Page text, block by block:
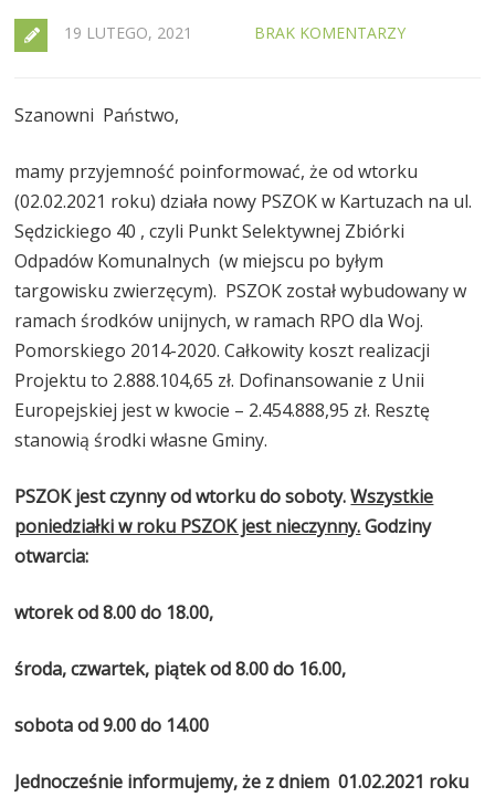
19 LUTEGO, 2021 BRAK KOMENTARZY
Szanowni Państwo,
mamy przyjemność poinformować, że od wtorku
(02.02.2021 roku) działa nowy PSZOK w Kartuzach na ul.
Sędzickiego 40 , czyli Punkt Selektywnej Zbiórki
Odpadów Komunalnych (w miejscu po byłym
targowisku zwierzęcym). PSZOK został wybudowany w
ramach środków unijnych, w ramach RPO dla Woj.
Pomorskiego 2014-2020. Całkowity koszt realizacji
Projektu to 2.888.104,65 zł. Dofinansowanie z Unii
Europejskiej jest w kwocie – 2.454.888,95 zł. Resztę
stanowią środki własne Gminy.
PSZOK jest czynny od wtorku do soboty.Wszystkie
poniedziałki w roku PSZOK jest nieczynny.Godziny
otwarcia:
wtorek od 8.00 do 18.00,
środa, czwartek, piątek od 8.00 do 16.00,
sobota od 9.00 do 14.00
Jednocześnie informujemy, że z dniem 01.02.2021 roku